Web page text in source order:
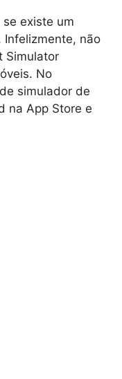
existe um
Infelizmente, não
Simulator
No
simulador de
na App Store e